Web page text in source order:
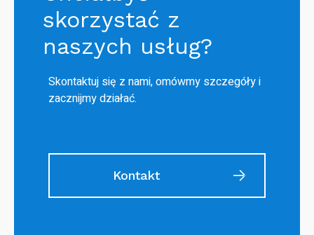
skorzystać z
naszych usług?
Skontaktuj się z nami, omówmy szczegóły i
zacznijmy działać.
Kontakt